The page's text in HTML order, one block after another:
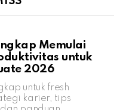
Memulai
untuk
2026
untuk fresh
karier, tips